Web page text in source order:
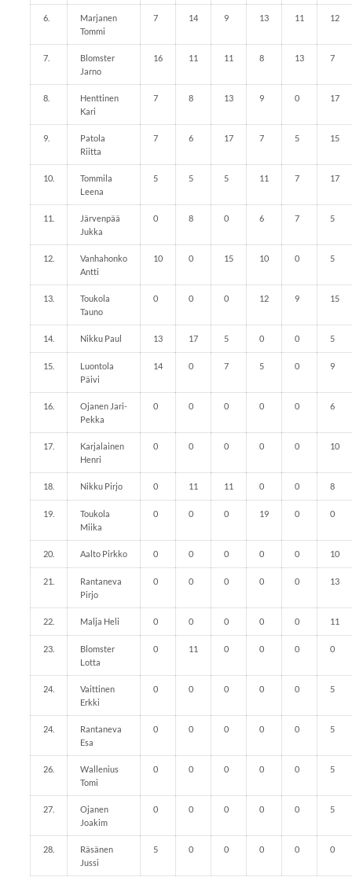
6.
Marjanen
Tommi
7 14 9 13 11 12
7.
Blomster
Jarno
16 11 11 8 13 7
8.
Henttinen
Kari
7 8 13 9 0 17
9.
Patola
Riitta
7 6 17 7 5 15
10.
Tommila
Leena
5 5 5 11 7 17
11.
Järvenpää
Jukka
0 8 0 6 7 5
12.
Vanhahonko
Antti
10 0 15 10 0 5
13.
Toukola
Tauno
0 0 0 12 9 15
14. Nikku Paul 13 17 5 0 0 5
15.
Luontola
Päivi
14 0 7 5 0 9
16.
Ojanen Jari-
Pekka
0 0 0 0 0 6
17.
Karjalainen
Henri
0 0 0 0 0 10
18. Nikku Pirjo 0 11 11 0 0 8
19.
Toukola
Miika
0 0 0 19 0 0
20. Aalto Pirkko 0 0 0 0 0 10
21.
Rantaneva
Pirjo
0 0 0 0 0 13
22. Malja Heli 0 0 0 0 0 11
23.
Blomster
Lotta
0 11 0 0 0 0
24.
Vaittinen
Erkki
0 0 0 0 0 5
24.
Rantaneva
Esa
0 0 0 0 0 5
26.
Wallenius
Tomi
0 0 0 0 0 5
27.
Ojanen
Joakim
0 0 0 0 0 5
28.
Räsänen
Jussi
5 0 0 0 0 0